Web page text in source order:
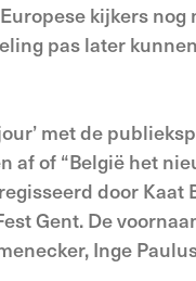
kijkers nog
pas later
met de
af of “België het
door
Gent. De
Inge